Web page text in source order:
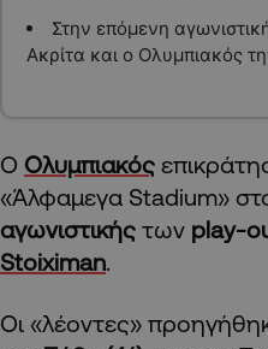
Στην επόμενη
Ακρίτα και ο Ολυμπιακός
O Ολυμπιακός
«Άλφαμεγα Stadium»
αγωνιστικής των play-
Stoiximan
Οι «λέοντες»